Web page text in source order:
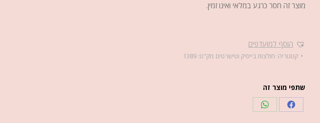
מוצר זה חסר כרגע במלאי ואינו זמין.
הוסף למועדפים
קטגוריה: חולצות בייסיק וטישרטים מק"ט:1389
שתפי מוצר זה